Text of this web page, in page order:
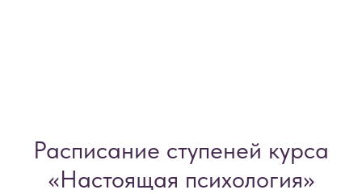
Расписание ступеней курса
«Настоящая психология»